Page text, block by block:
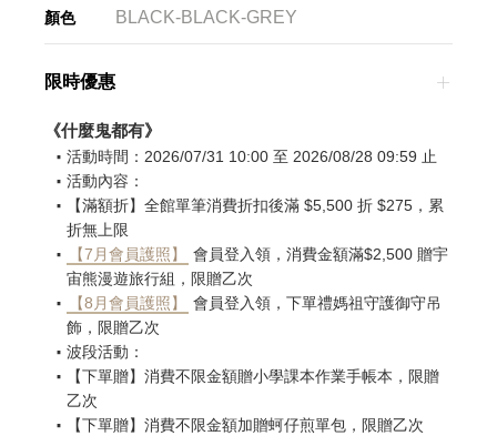
顏色 BLACK-BLACK-GREY
限時優惠
《什麼鬼都有》
活動時間：2026/07/31 10:00 至 2026/08/28 09:59 止
活動內容：
【滿額折】全館單筆消費折扣後滿 $5,500 折 $275，累
折無上限
【7月會員護照】
會員登入領，消費金額滿$2,500 贈宇
宙熊漫遊旅行組，限贈乙次
【8月會員護照】
會員登入領，下單禮媽祖守護御守吊
飾，限贈乙次
波段活動：
【下單贈】消費不限金額贈小學課本作業手帳本，限贈
乙次
【下單贈】消費不限金額加贈蚵仔煎單包，限贈乙次